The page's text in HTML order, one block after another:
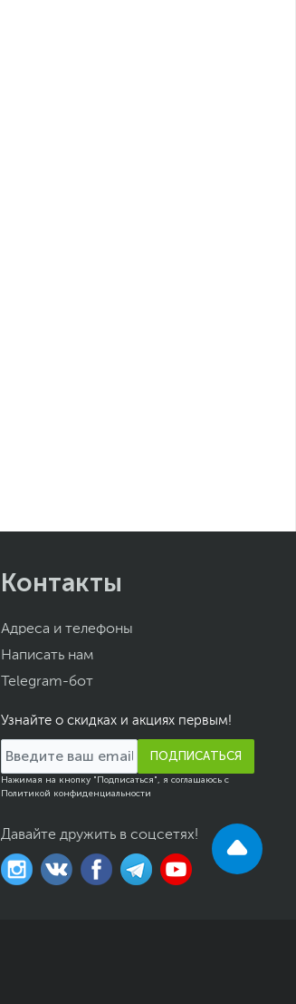
Контакты
Адреса и телефоны
Написать нам
Telegram-бот
Узнайте о скидках и акциях первым!
ПОДПИСАТЬСЯ
Нажимая на кнопку "Подписаться", я соглашаюсь с
Политикой конфиденциальности
Давайте дружить в соцсетях!